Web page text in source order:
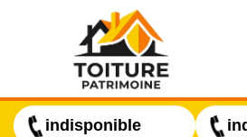
indisponible